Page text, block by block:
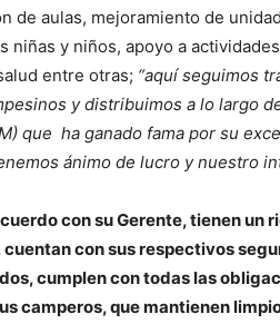
de aulas, mejoramiento de
niñas y niños, apoyo a
entre otras; “aquí seguimos
y distribuimos a lo largo
que ha ganado fama por su
ánimo de lucro y nuestro
con su Gerente, tienen un
con sus respectivos
cumplen con todas las
camperos, que mantienen